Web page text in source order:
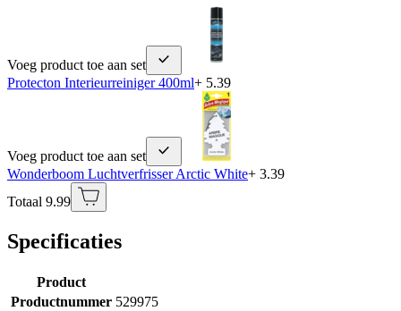
Voeg product toe aan set
Protecton Interieurreiniger 400ml+ 5.39
Voeg product toe aan set
Wonderboom Luchtverfrisser Arctic White+ 3.39
Totaal 9.99
Specificaties
Product
Productnummer 529975